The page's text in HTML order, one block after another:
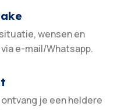
wensen en
e-mail/Whatsapp.
je een heldere